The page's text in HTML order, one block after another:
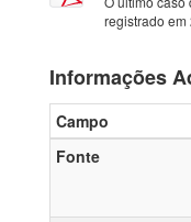
registrado em
Informações
Campo
Fonte